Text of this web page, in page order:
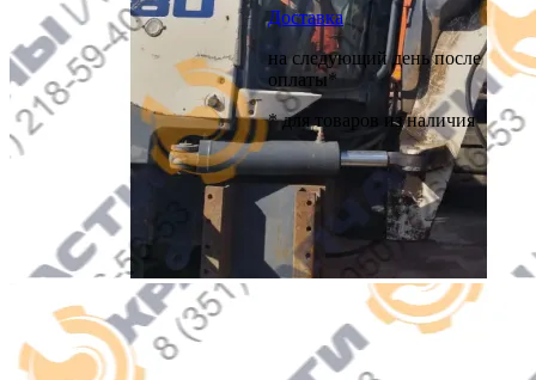
Доставка
на следующий день после
оплаты*
* для товаров из наличия